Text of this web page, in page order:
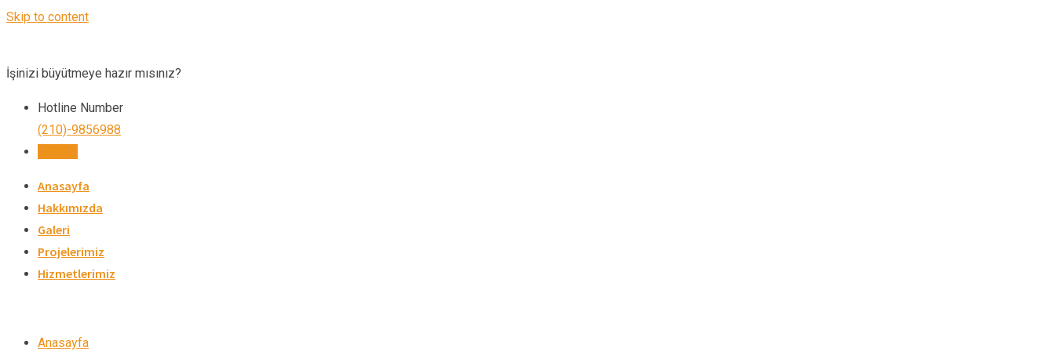
Skip to content
İşinizi büyütmeye hazır mısınız?
Hotline Number
(210)-9856988
Anasayfa
Hakkımızda
Galeri
Projelerimiz
Hizmetlerimiz
Anasayfa